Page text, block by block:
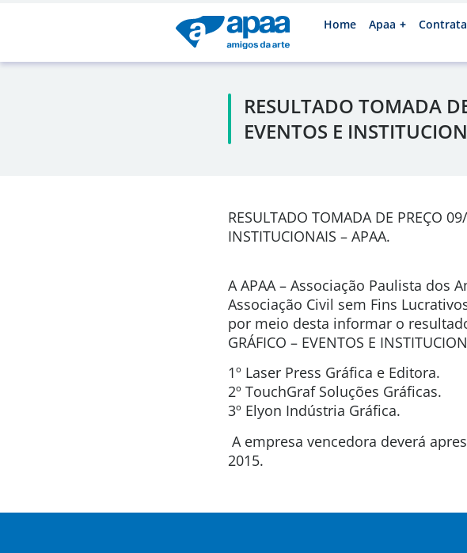
Home Apaa
RESULTADO TOMADA
EVENTOS E
RESULTADO TOMADA DE PREÇO
INSTITUCIONAIS – APAA.
A APAA – Associação Paulista dos
Associação Civil sem Fins
por meio desta informar o
GRÁFICO – EVENTOS E
1º Laser Press Gráfica e Editora.
2º TouchGraf Soluções Gráficas.
3º Elyon Indústria Gráfica.
A empresa vencedora deverá
2015.